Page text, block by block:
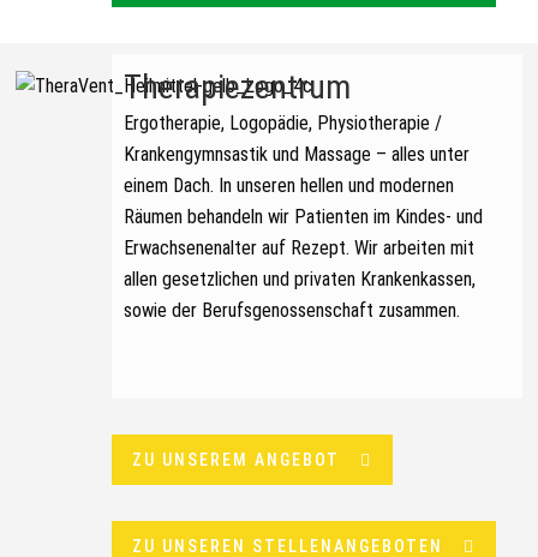
Therapiezentrum
Ergotherapie, Logopädie, Physiotherapie /
Krankengymnsastik und Massage – alles unter
einem Dach. In unseren hellen und modernen
Räumen behandeln wir Patienten im Kindes- und
Erwachsenenalter auf Rezept. Wir arbeiten mit
allen gesetzlichen und privaten Krankenkassen,
sowie der Berufsgenossenschaft zusammen.
ZU UNSEREM ANGEBOT
ZU UNSEREN STELLENANGEBOTEN